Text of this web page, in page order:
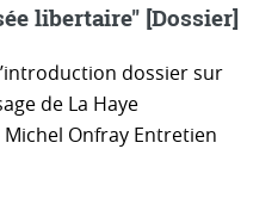
libertaire" [Dossier]
dossier sur
de La Haye
Onfray Entretien